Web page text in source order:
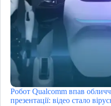
Робот Qualcomm впав
презентації: відео стало